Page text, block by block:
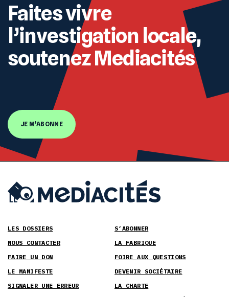
Faites vivre
l’investigation locale,
soutenez Mediacités
JE M'ABONNE
LES DOSSIERS
S’ABONNER
NOUS CONTACTER
LA FABRIQUE
FAIRE UN DON
FOIRE AUX QUESTIONS
LE MANIFESTE
DEVENIR SOCIÉTAIRE
SIGNALER UNE ERREUR
LA CHARTE